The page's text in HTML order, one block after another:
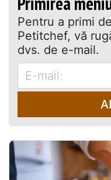
Pentru a primi
Petitchef, vă
dvs. de e-mail.